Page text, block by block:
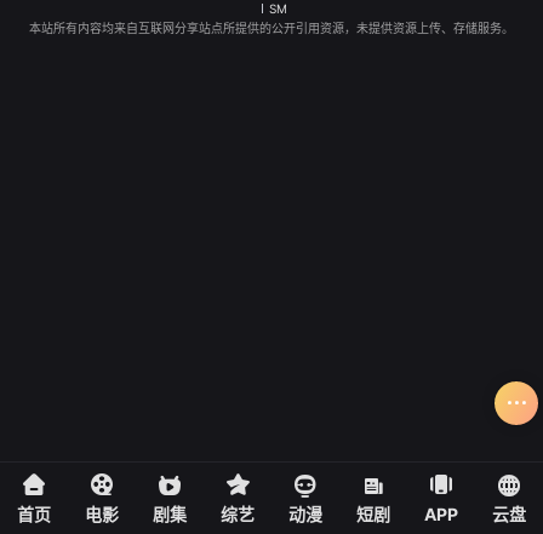
SM
本站所有内容均来自互联网分享站点所提供的公开引用资源，未提供资源上传、存储服务。
首页 电影 剧集 综艺 动漫 短剧 APP 云盘